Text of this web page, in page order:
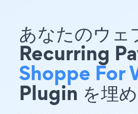
あなたのウ
Recurring
Shoppe For
Plugin を埋め